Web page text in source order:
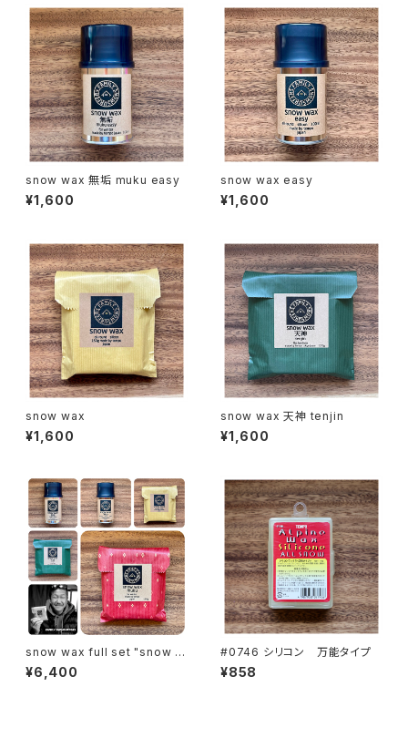
snow wax 無垢 muku easy
¥1,600
snow wax easy
¥1,600
snow wax
¥1,600
snow wax 天神 tenjin
¥1,600
snow wax full set "snow w
ax, muku, tenjin, easy, muk
u easy"
¥6,400
#0746 シリコン 万能タイプ
¥858